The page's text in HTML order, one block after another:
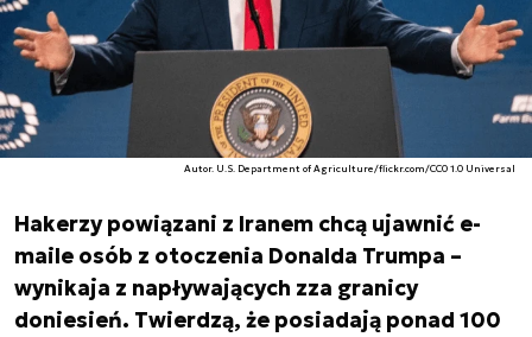
Autor. U.S. Department of Agriculture/flickr.com/CC0 1.0 Universal
Hakerzy powiązani z Iranem chcą ujawnić e-
maile osób z otoczenia Donalda Trumpa –
wynikaja z napływających zza granicy
doniesień. Twierdzą, że posiadają ponad 100